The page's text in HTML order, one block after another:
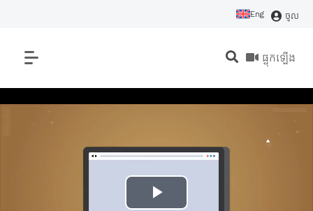
Eng ចូល
ផ្ទុកឡើង